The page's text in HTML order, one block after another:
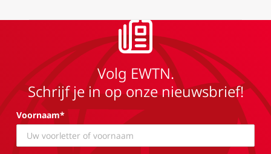
Volg EWTN.
Schrijf je in op onze nieuwsbrief!
Voornaam*